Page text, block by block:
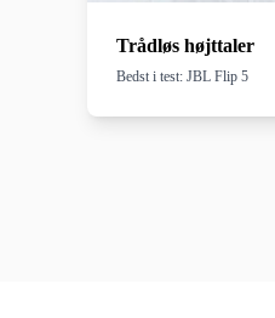
Trådløs højttaler
Bedst i test: JBL Flip 5